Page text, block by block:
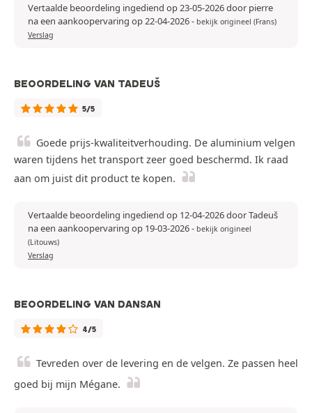
Vertaalde beoordeling ingediend op 23-05-2026 door pierre
na een aankoopervaring op 22-04-2026- bekijk origineel (Frans)
Verslag
BEOORDELING VAN TADEUŠ
5/5
Goede prijs-kwaliteitverhouding. De aluminium velgen
waren tijdens het transport zeer goed beschermd. Ik raad
aan om juist dit product te kopen.
Vertaalde beoordeling ingediend op 12-04-2026 door Tadeuš
na een aankoopervaring op 19-03-2026- bekijk origineel
(Litouws)
Verslag
BEOORDELING VAN DANSAN
4/5
Tevreden over de levering en de velgen. Ze passen heel
goed bij mijn Mégane.